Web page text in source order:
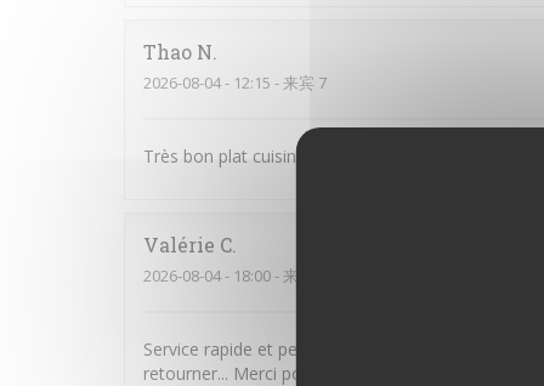
Thao N
2026-08-04- 12:15 - 来宾 7
Très bon plat cuisiné, il y en a pour tous les goûts.
Valérie C
2026-08-04- 18:00 - 来宾 2
Service rapide et personnel très agréable. Plats
retourner... Merci pour ce moment très agréable